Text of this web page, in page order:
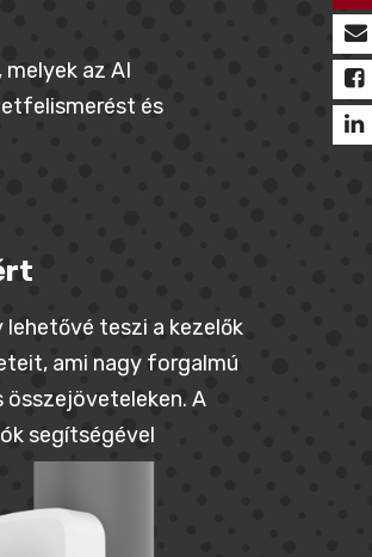
az AI
és
teszi a kezelők
ami nagy forgalmú
összejöveteleken. A
segítségével